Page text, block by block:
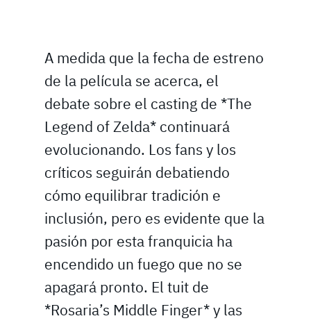
A medida que la fecha de estreno
de la película se acerca, el
debate sobre el casting de *The
Legend of Zelda* continuará
evolucionando. Los fans y los
críticos seguirán debatiendo
cómo equilibrar tradición e
inclusión, pero es evidente que la
pasión por esta franquicia ha
encendido un fuego que no se
apagará pronto. El tuit de
*Rosaria’s Middle Finger* y las